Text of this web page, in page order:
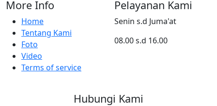
More Info
Home
Tentang Kami
Foto
Video
Terms of service
Pelayanan Kami
Senin s.d Juma'at
08.00 s.d 16.00
Hubungi Kami